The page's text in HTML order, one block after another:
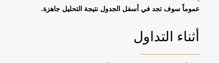
عموماً سوف تجد في أسفل الجدول نتيجة التحليل جاهزة.
أثناء التداول